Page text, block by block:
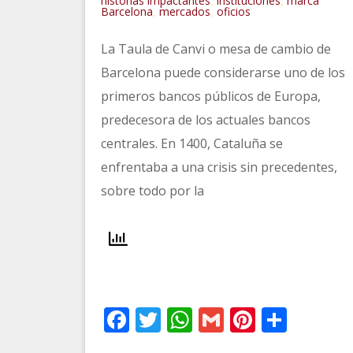
Barcelona mercados oficios
La Taula de Canvi o mesa de cambio de
Barcelona puede considerarse uno de los
primeros bancos públicos de Europa,
predecesora de los actuales bancos
centrales. En 1400, Cataluña se
enfrentaba a una crisis sin precedentes,
sobre todo por la
Facebook
Twitter
WhatsApp
GmailPinterest